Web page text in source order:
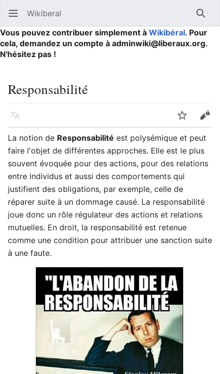
Ouvrir le menu principal Wikiberal
Vous pouvez contribuer simplement à Wikibéral. Pour
cela, demandez un compte à adminwiki@liberaux.org.
N'hésitez pas !
Responsabilité
Langue Suivre
La notion de Responsabilité est polysémique et peut
faire l'objet de différentes approches. Elle est le plus
souvent évoquée pour des actions, pour des relations
entre individus et aussi des comportements qui
justifient des obligations, par exemple, celle de
réparer suite à un dommage causé. La responsabilité
joue donc un rôle régulateur des actions et relations
mutuelles. En droit, la responsabilité est retenue
comme une condition pour attribuer une sanction suite
à une faute.